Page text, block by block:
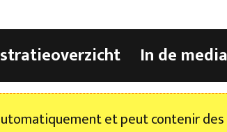
In de media
et peut contenir